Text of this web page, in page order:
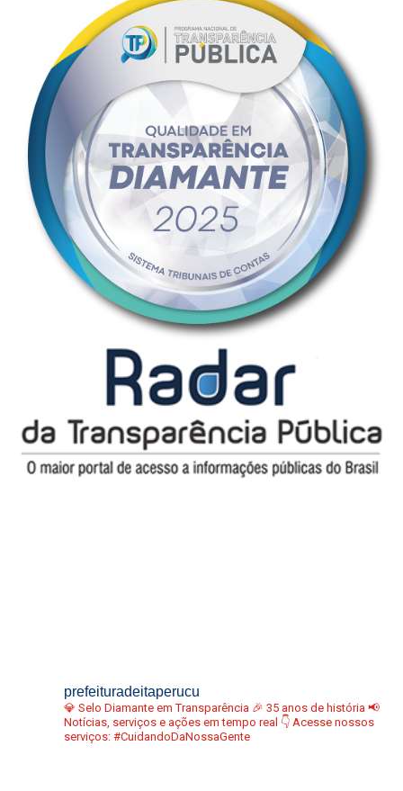
prefeituradeitaperucu
💎 Selo Diamante em Transparência 🎉 35 anos de história 📢
Notícias, serviços e ações em tempo real 👇 Acesse nossos
serviços: #CuidandoDaNossaGente